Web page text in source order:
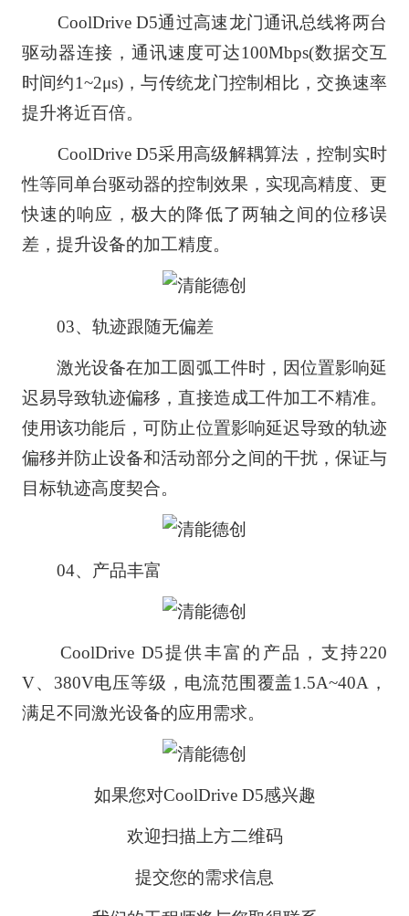
CoolDrive D5通过高速龙门通讯总线将两台
驱动器连接，通讯速度可达100Mbps(数据交互
时间约1~2μs)，与传统龙门控制相比，交换速率
提升将近百倍。
CoolDrive D5采用高级解耦算法，控制实时
性等同单台驱动器的控制效果，实现高精度、更
快速的响应，极大的降低了两轴之间的位移误
差，提升设备的加工精度。
03、轨迹跟随无偏差
激光设备在加工圆弧工件时，因位置影响延
迟易导致轨迹偏移，直接造成工件加工不精准。
使用该功能后，可防止位置影响延迟导致的轨迹
偏移并防止设备和活动部分之间的干扰，保证与
目标轨迹高度契合。
04、产品丰富
CoolDrive D5提供丰富的产品，支持220
V、380V电压等级，电流范围覆盖1.5A~40A，
满足不同激光设备的应用需求。
如果您对CoolDrive D5感兴趣
欢迎扫描上方二维码
提交您的需求信息